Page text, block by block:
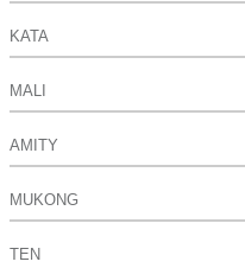
KATA
MALI
AMITY
MUKONG
TEN